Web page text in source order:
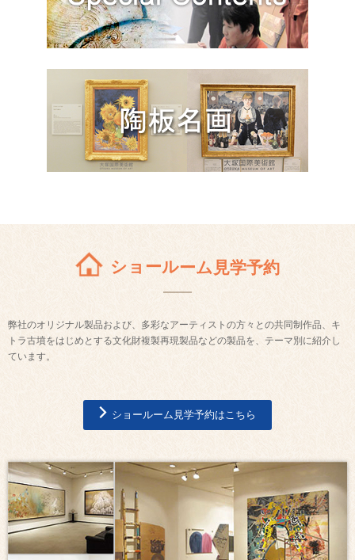
ショールーム見学予約
弊社のオリジナル製品および、多彩なアーティストの方々との共同制作品、キ
トラ古墳をはじめとする文化財複製再現製品などの製品を、テーマ別に紹介し
ています。
ショールーム見学予約はこちら